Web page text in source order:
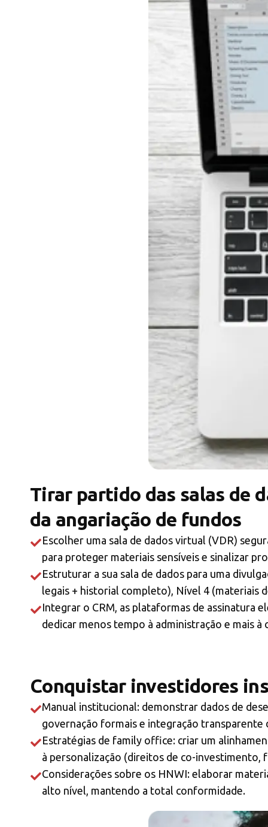
Tirar partido das salas de
da angariação de fundos
Escolher uma sala de dados virtual (VDR)
para proteger materiais sensíveis e sinalizar
Estruturar a sua sala de dados para uma
legais + historial completo), Nível 4 (materiais
Integrar o CRM, as plataformas de assinatura
dedicar menos tempo à administração e mais à
Conquistar investidores
Manual institucional: demonstrar dados de
governação formais e integração transparente
Estratégias de family office: criar um
à personalização (direitos de co-
Considerações sobre os HNWI: elaborar
alto nível, mantendo a total conformidade.